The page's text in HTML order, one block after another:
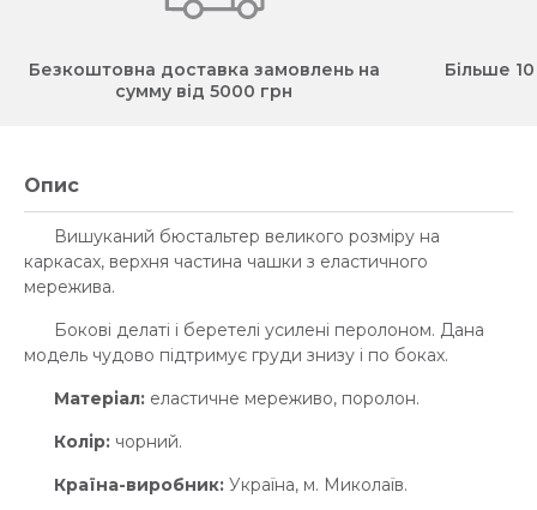
Безкоштовна доставка замовлень на
сумму від 5000 грн
Більше
Опис
Вишуканий бюстальтер великого розміру на
каркасах, верхня частина чашки з еластичного
мережива.
Бокові делаті і беретелі усилені перолоном. Дана
модель чудово підтримує груди знизу і по боках.
Матеріал: еластичне мереживо, поролон.
Колір: чорний.
Країна-виробник: Україна, м. Миколаїв.